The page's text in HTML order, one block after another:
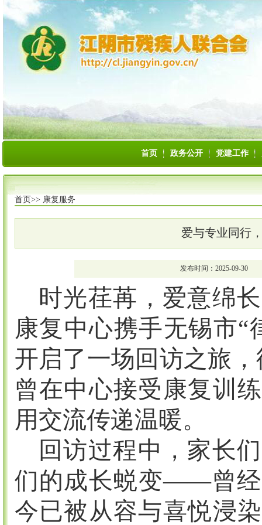
首页 政务公开 党建工作
首页>> 康复服务
爱与专业同行
发布时间：2025-09-30
时光荏苒，爱意绵
康复中心携手无锡市“
开启了一场回访之旅
曾在中心接受康复训
用交流传递温暖。
回访过程中，家长
们的成长蜕变——曾经
今已被从容与喜悦浸